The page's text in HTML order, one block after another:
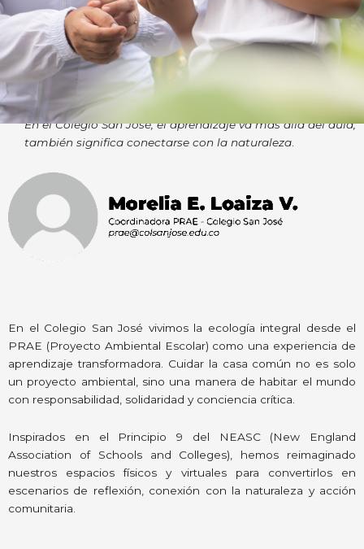
En el Colegio San José, el aprendizaje va más allá del aula;
también significa conectarse con la naturaleza
En el Colegio San José vivimos la ecología integral desde el
PRAE (Proyecto Ambiental Escolar) como una experiencia de
aprendizaje transformadora. Cuidar la casa común no es solo
un proyecto ambiental, sino una manera de habitar el mundo
con responsabilidad, solidaridad y conciencia crítica.
Inspirados en el Principio 9 del NEASC (New England
Association of Schools and Colleges), hemos reimaginado
nuestros espacios físicos y virtuales para convertirlos en
escenarios de reflexión, conexión con la naturaleza y acción
comunitaria.